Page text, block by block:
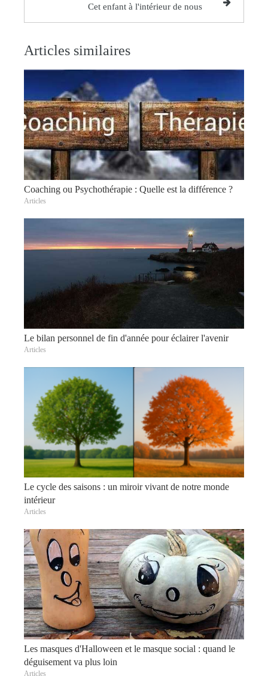
Cet enfant à l'intérieur de nous
Articles similaires
Coaching ou Psychothérapie : Quelle est la différence ?
Articles
Le bilan personnel de fin d'année pour éclairer l'avenir
Articles
Le cycle des saisons : un miroir vivant de notre monde
intérieur
Articles
Les masques d'Halloween et le masque social : quand le
déguisement va plus loin
Articles